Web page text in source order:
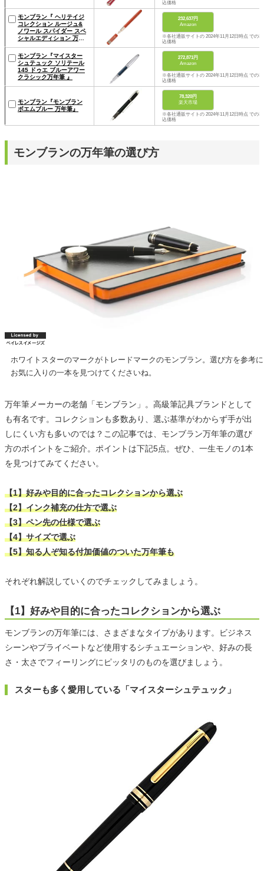
込価格
モンブラン『 ヘリテイジ
コレクション ルージュ&
ノワール スパイダー スペ
シャルエディション 万年
232,637円
Amazon
※各社通販サイトの 2024年11月12日時点 での税
込価格
モンブラン『マイスター
シュテュック ソリテール
145 ドゥエ ブルーアワー
クラシック万年筆 』
272,871円
Amazon
※各社通販サイトの 2024年11月12日時点 での税
込価格
モンブラン『モンブラン
ボエムブルー 万年筆』
78,320円
楽天市場
※各社通販サイトの 2024年11月12日時点 での税
込価格
モンブランの万年筆の選び方
ホワイトスターのマークがトレードマークのモンブラン。選び方を参考に
お気に入りの一本を見つけてくださいね。
万年筆メーカーの老舗「モンブラン」。高級筆記具ブランドとして
も有名です。コレクションも多数あり、選ぶ基準がわからず手が出
しにくい方も多いのでは？この記事では、モンブラン万年筆の選び
方のポイントをご紹介。ポイントは下記5点。ぜひ、一生モノの1本
を見つけてみてください。
【1】好みや目的に合ったコレクションから選ぶ
【2】インク補充の仕方で選ぶ
【3】ペン先の仕様で選ぶ
【4】サイズで選ぶ
【5】知る人ぞ知る付加価値のついた万年筆も
それぞれ解説していくのでチェックしてみましょう。
【1】好みや目的に合ったコレクションから選ぶ
モンブランの万年筆には、さまざまなタイプがあります。ビジネス
シーンやプライベートなど使用するシチュエーションや、好みの長
さ・太さでフィーリングにピッタリのものを選びましょう。
スターも多く愛用している「マイスターシュテュック」